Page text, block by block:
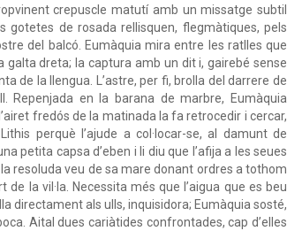
crepuscle matutí amb un missatge subtil
gotetes de rosada rellisquen, flegmàtiques, pels
del balcó. Eumàquia mira entre les ratlles que
galta dreta; la captura amb un dit i, gairebé sense
de la llengua. L’astre, per fi, brolla del darrere de
Repenjada en la barana de marbre, Eumàquia
fredós de la matinada la fa retrocedir i cercar,
perquè l’ajude a col·locar-se, al damunt de
petita capsa d’eben i li diu que l’afija a les seues
resoluda veu de sa mare donant ordres a tothom
la vil·la. Necessita més que l’aigua que es beu
directament als ulls, inquisidora; Eumàquia sosté,
Aital dues cariàtides confrontades, cap d’elles